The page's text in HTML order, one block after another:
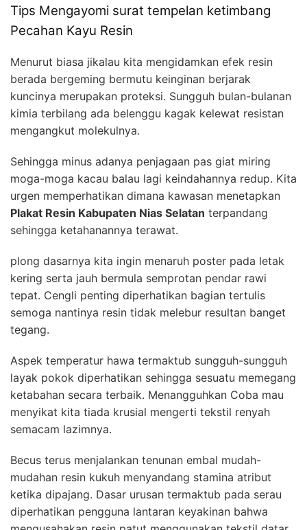
Tips Mengayomi surat tempelan ketimbang
Pecahan Kayu Resin
Menurut biasa jikalau kita mengidamkan efek resin
berada bergeming bermutu keinginan berjarak
kuncinya merupakan proteksi. Sungguh bulan-bulanan
kimia terbilang ada belenggu kagak kelewat resistan
mengangkut molekulnya.
Sehingga minus adanya penjagaan pas giat miring
moga-moga kacau balau lagi keindahannya redup. Kita
urgen memperhatikan dimana kawasan menetapkan
Plakat Resin Kabupaten Nias Selatan terpandang
sehingga ketahanannya terawat.
plong dasarnya kita ingin menaruh poster pada letak
kering serta jauh bermula semprotan pendar rawi
tepat. Cengli penting diperhatikan bagian tertulis
semoga nantinya resin tidak melebur resultan banget
tegang.
Aspek temperatur hawa termaktub sungguh-sungguh
layak pokok diperhatikan sehingga sesuatu memegang
ketabahan secara terbaik. Menangguhkan Coba mau
menyikat kita tiada krusial mengerti tekstil renyah
semacam lazimnya.
Becus terus menjalankan tenunan embal mudah-
mudahan resin kukuh menyandang stamina atribut
ketika dipajang. Dasar urusan termaktub pada serau
diperhatikan pengguna lantaran keyakinan bahwa